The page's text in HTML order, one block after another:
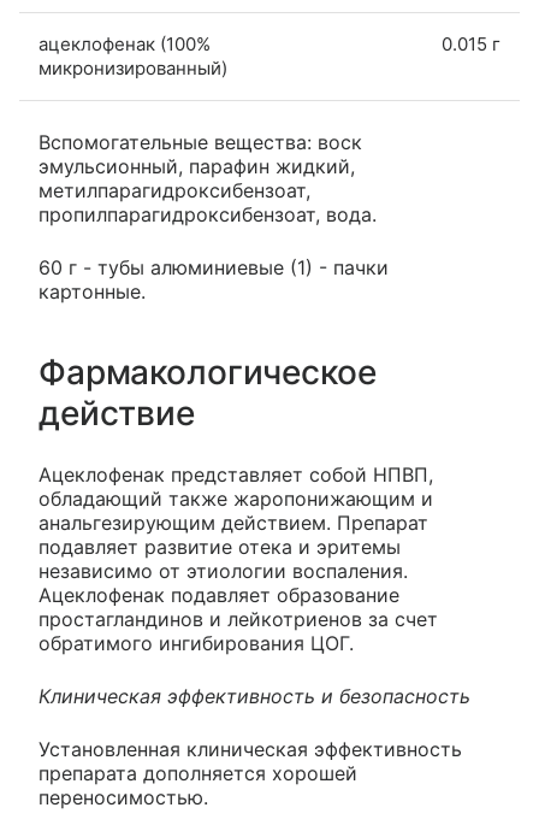
ацеклофенак (100%
микронизированный)
0.015 г
Вспомогательные вещества: воск
эмульсионный, парафин жидкий,
метилпарагидроксибензоат,
пропилпарагидроксибензоат, вода.
60 г - тубы алюминиевые (1) - пачки
картонные.
Фармакологическое
действие
Ацеклофенак представляет собой НПВП,
обладающий также жаропонижающим и
анальгезирующим действием. Препарат
подавляет развитие отека и эритемы
независимо от этиологии воспаления.
Ацеклофенак подавляет образование
простагландинов и лейкотриенов за счет
обратимого ингибирования ЦОГ.
Клиническая эффективность и безопасность
Установленная клиническая эффективность
препарата дополняется хорошей
переносимостью.